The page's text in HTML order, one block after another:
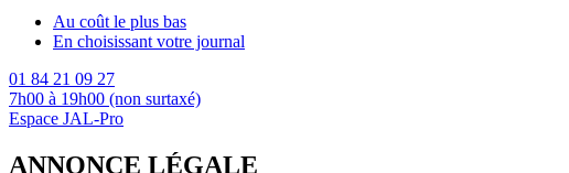
Au coût le plus bas
En choisissant votre journal
01 84 21 09 27
7h00 à 19h00 (non surtaxé)
Espace JAL-Pro
ANNONCE LÉGALE